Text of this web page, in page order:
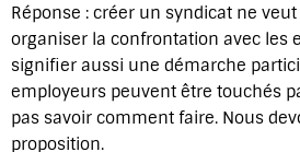
Réponse : créer un syndicat ne
organiser la confrontation avec les
signifier aussi une démarche
employeurs peuvent être touchés
pas savoir comment faire. Nous
proposition.